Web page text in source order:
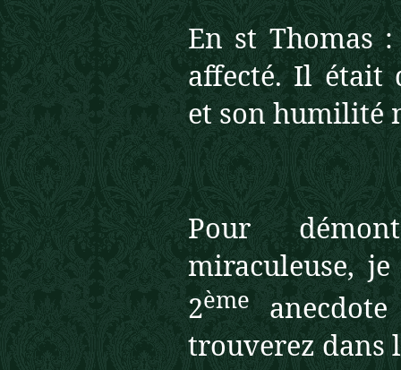
En st Thomas
affecté. Il était
et son humilité
Pour
miraculeuse,
2ème
trouverez dans